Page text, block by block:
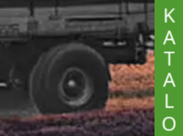
K
A
T
A
L
O